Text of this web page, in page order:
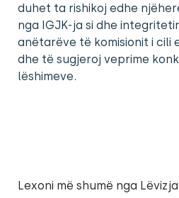
duhet ta rishikoj edhe
nga IGJK-ja si dhe
anëtarëve të komisionit i cili
dhe të sugjeroj veprime
lëshimeve.
Lexoni më shumë nga Lëvizja